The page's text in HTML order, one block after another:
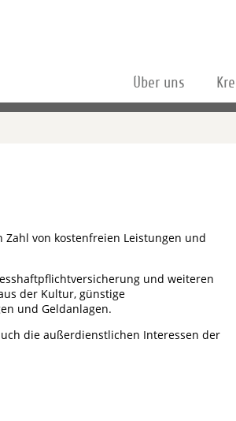
Über uns
von kostenfreien Leistungen und
und weiteren
der Kultur, günstige
und Geldanlagen.
die außerdienstlichen Interessen der